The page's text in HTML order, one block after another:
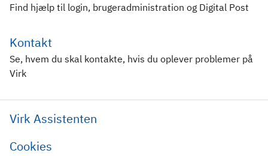
Find hjælp til login, brugeradministration og Digital Post
Kontakt
Se, hvem du skal kontakte, hvis du oplever problemer på
Virk
Virk Assistenten
Cookies